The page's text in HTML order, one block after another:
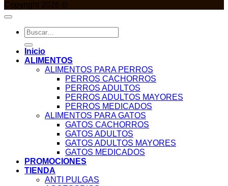
Copyright 2026 ©
Buscar
por:
Inicio
ALIMENTOS
ALIMENTOS PARA PERROS
PERROS CACHORROS
PERROS ADULTOS
PERROS ADULTOS MAYORES
PERROS MEDICADOS
ALIMENTOS PARA GATOS
GATOS CACHORROS
GATOS ADULTOS
GATOS ADULTOS MAYORES
GATOS MEDICADOS
PROMOCIONES
TIENDA
ANTI PULGAS